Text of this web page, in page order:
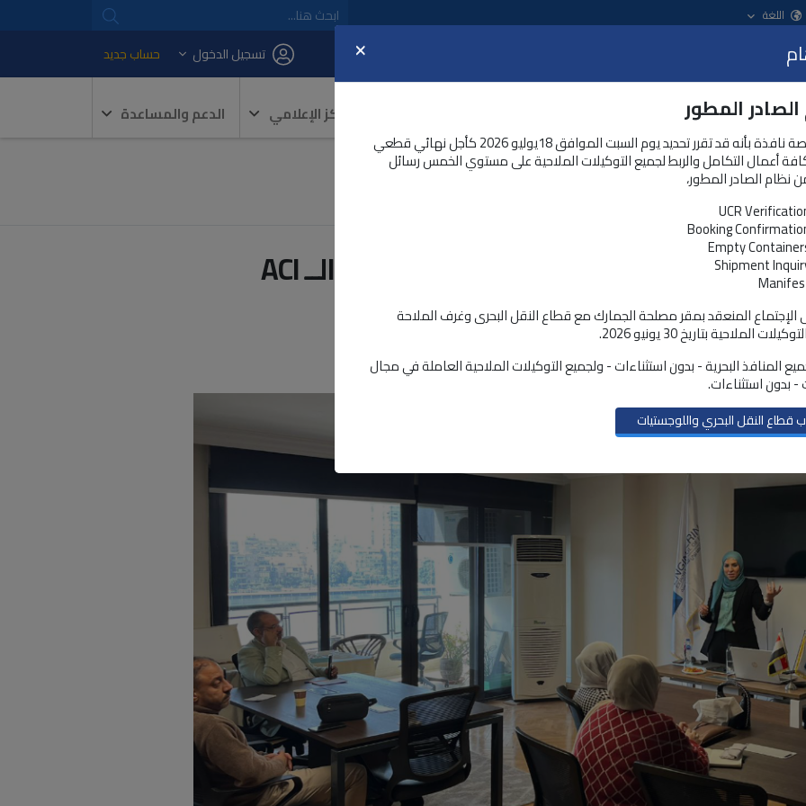
اللغة
تسجيل الدخول حساب جديد
الخدمات و المنتجات المركز الإعلامي الدعم والمساعدة
ورشة عمل للمجلس التصديرى للصناعات الهندسية حول نظامي الــ ACI
×
المطور
تعلن منصة نافذة بأنه قد تقرر تحديد يوم السبت الموافق 18يوليو 2026 كأجل نهائي قطعي
أعمال التكامل والربط لجميع التوكيلات الملاحية على مستوي الخمس رسائل
نظام الصادر المطور،
UCR
Booking
Empty
Shipment
الإجتماع المنعقد بمقر مصلحة الجمارك مع قطاع النقل البحرى وغرف الملاحة
الملاحية بتاريخ 30 يونيو 2026.
المنافذ البحرية - بدون استثناءات - ولجميع التوكيلات الملاحية العاملة في مجال
- بدون استثناءات.
قطاع النقل البحري واللوجستيات